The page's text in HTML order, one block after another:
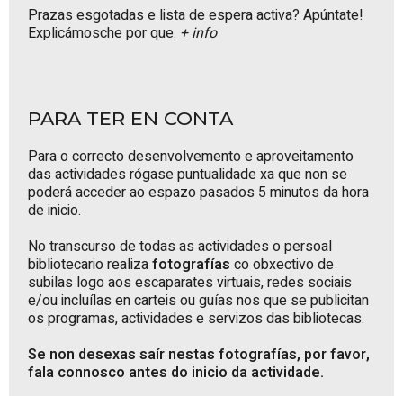
Prazas esgotadas e lista de espera activa? Apúntate!
Explicámosche por que. + info
PARA TER EN CONTA
Para o correcto desenvolvemento e aproveitamento
das actividades rógase puntualidade xa que non se
poderá acceder ao espazo pasados 5 minutos da hora
de inicio.
No transcurso de todas as actividades o persoal
bibliotecario realizafotografías co obxectivo de
subilas logo aos escaparates virtuais, redes sociais
e/ou incluílas en carteis ou guías nos que se publicitan
os programas, actividades e servizos das bibliotecas.
Se non desexas saír nestas fotografías, por favor,
fala connosco antes do inicio da actividade.